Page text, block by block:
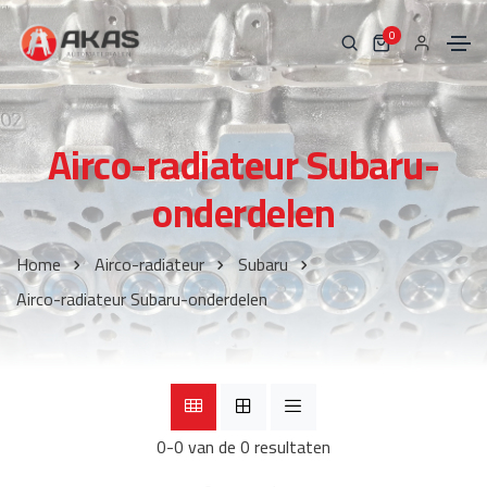
0
Airco-radiateur Subaru-
onderdelen
Home Airco-radiateur
Subaru
Airco-radiateur Subaru-onderdelen
0-0 van de 0 resultaten